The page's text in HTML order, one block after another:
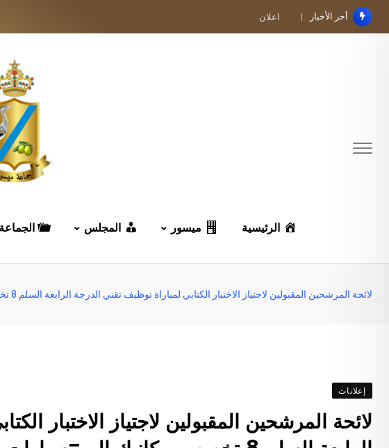
Skip
أخر الأخبار اعلان
الرئيسية ميسور المجلس الجماعة
لائحة المرشحين المقبولين لاجتياز الاختبار الكتابي لمباراة توظيف تقني الدرجة الرابعة السلم 8 تخصص ميكانيك الي=سيارات
إعلانات
لائحة المرشحين المقبولين لاجتياز الاختبار